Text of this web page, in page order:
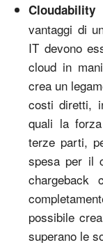
Cloudability
vantaggi di
IT devono
cloud in
crea un
costi diretti,
quali la
terze parti,
spesa per il
chargeback
possibile
superano le